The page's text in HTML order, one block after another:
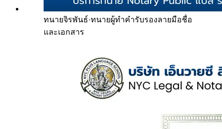
ทนายจิรพันธ์·ทนายผู้ทำคำรับรองลายมือชื่อ
และเอกสาร